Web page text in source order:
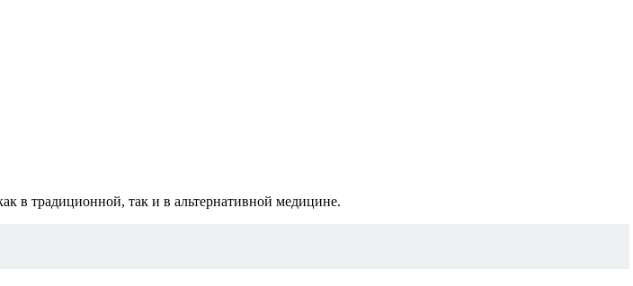
в традиционной, так и в альтернативной медицине.